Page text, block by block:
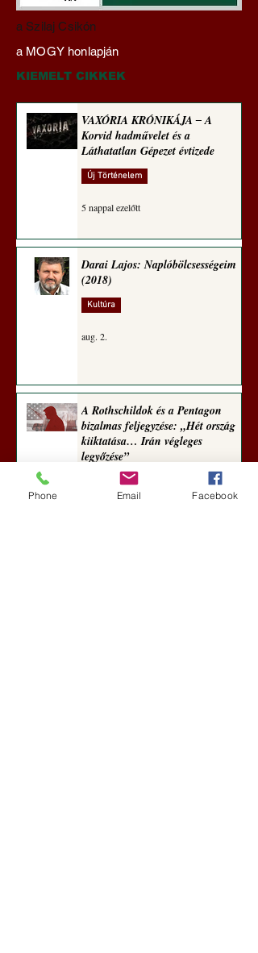
Miért veszélyes a
klímaszakértőkre
hallgatni? A szakértőktől
ments meg, Uram,
a Szilaj Csikón
a MOGY honlapján
KIEMELT CIKKEK
VAXÓRIA KRÓNIKÁJA ‒ A
Korvid hadművelet és a
Láthatatlan Gépezet évtizede
Új Történelem
5 nappal ezelőtt
Darai Lajos: Naplóbölcsességeim
(2018)
Kultúra
aug. 2.
A Rothschildok és a Pentagon
bizalmas feljegyzése: „Hét ország
kiiktatása… Irán végleges
legyőzése”
Új Történelem
Phone Email Facebook